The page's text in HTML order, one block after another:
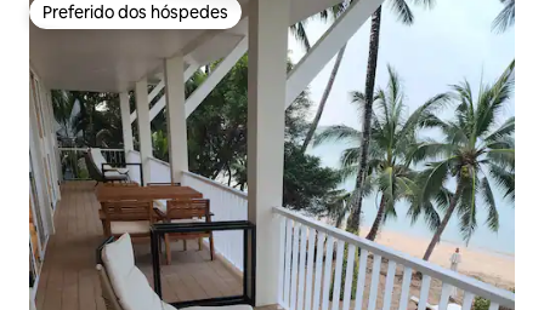
Preferido dos hóspedes
Preferido dos hóspedes